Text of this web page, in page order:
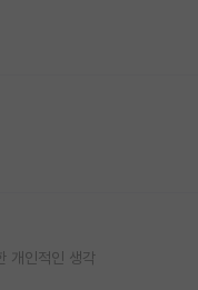
개인적인 생각